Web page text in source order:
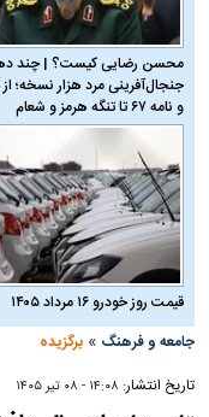
محسن رضایی کیست؟ | چند
و نامه ۶۷ تا تنگه هرمز و شعام
قیمت روز خودرو ۱۶ مرداد ۱۴۰۵
جامعه و فرهنگ »برگزیده
تاریخ انتشار: ۱۴:۰۸ - ۰۸ تير ۱۴۰۵